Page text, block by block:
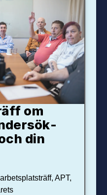
om
din
APT,